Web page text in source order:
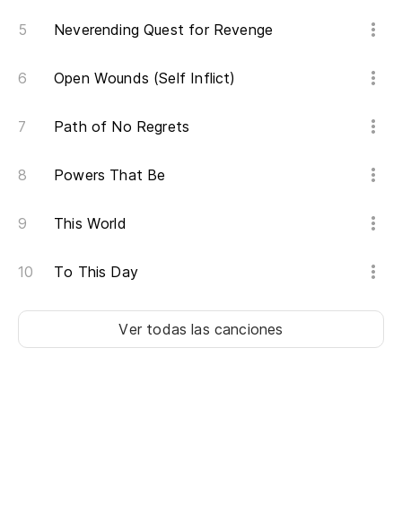
Neverending Quest for Revenge
Open Wounds (Self Inflict)
Path of No Regrets
Powers That Be
This World
To This Day
Ver todas las canciones